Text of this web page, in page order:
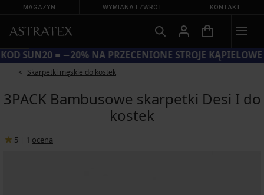
MAGAZYN WYMIANA I ZWROT KONTAKT
KOD SUN20 = −20% NA PRZECENIONE STROJE KĄPIELOWE
Skarpetki męskie do kostek
3PACK Bambusowe skarpetki Desi I do
kostek
5 1 ocena